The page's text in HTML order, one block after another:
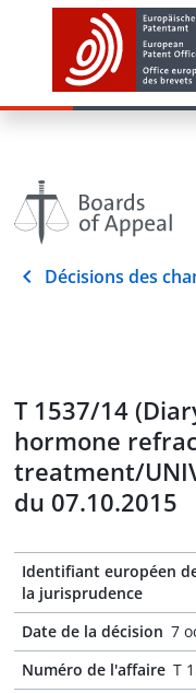
Décisions des
T 1537/14
hormone
treatment/
du 07.10.2015
Identifiant européen
la jurisprudence
Date de la décision 7
Numéro de l'affaire T